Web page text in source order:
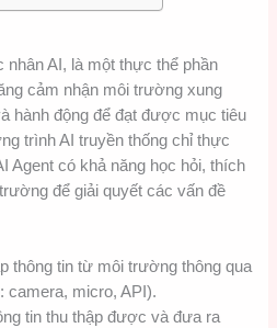
nhân AI, là một thực thể phần
cảm nhận môi trường xung
hành động để đạt được mục tiêu
trình AI truyền thống chỉ thực
Agent có khả năng học hỏi, thích
để giải quyết các vấn đề
thông tin từ môi trường thông qua
camera, micro, API).
tin thu thập được và đưa ra